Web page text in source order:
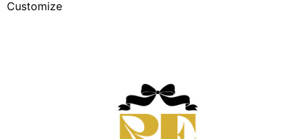
Customize